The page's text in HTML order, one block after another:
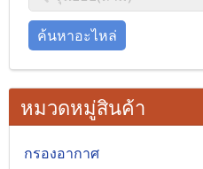
ค้นหาอะไหล่
หมวดหมู่สินค้า
กรองอากาศ